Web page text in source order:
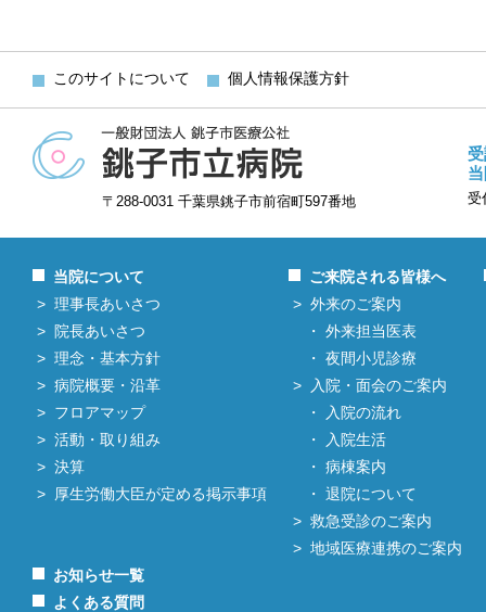
このサイトについて 個人情報保護方針
〒288-0031 千葉県銚子市前宿町597番地 受
当院について
理事長あいさつ
院長あいさつ
理念・基本方針
病院概要・沿革
フロアマップ
活動・取り組み
決算
厚生労働大臣が定める掲示事項
ご来院される皆様へ
外来のご案内
外来担当医表
夜間小児診療
入院・面会のご案内
入院の流れ
入院生活
病棟案内
退院について
救急受診のご案内
地域医療連携のご案内
お知らせ一覧
よくある質問